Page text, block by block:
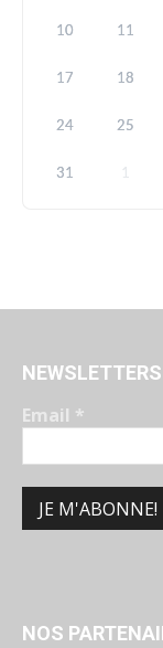
10 11
17 18
24 25
31 1
NEWSLETTERS
Email *
NOS